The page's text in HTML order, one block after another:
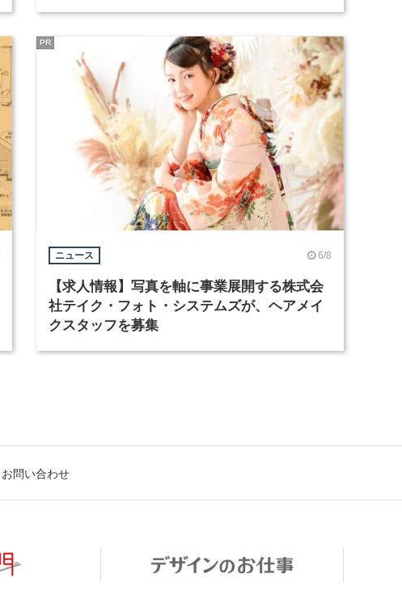
ニュース 6/8
【求人情報】写真を軸に事業展開する株式会
社テイク・フォト・システムズが、ヘアメイ
クスタッフを募集
PR
お問い合わせ